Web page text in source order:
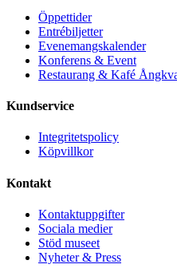
Öppettider
Entrébiljetter
Evenemangskalender
Konferens & Event
Restaurang & Kafé
Kundservice
Integritetspolicy
Köpvillkor
Kontakt
Kontaktuppgifter
Sociala medier
Stöd museet
Nyheter & Press